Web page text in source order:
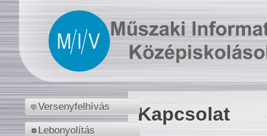
Versenyfelhívás
Lebonyolítás
Kapcsolat